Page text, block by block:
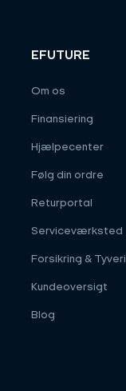
EFUTURE
Om os
Finansiering
Hjælpecenter
Følg din ordre
Returportal
Serviceværksted
Forsikring & Tyveri
Kundeoversigt
Blog